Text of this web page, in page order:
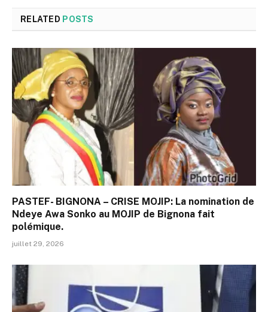
RELATED POSTS
PASTEF- BIGNONA – CRISE MOJIP: La nomination de
Ndeye Awa Sonko au MOJIP de Bignona fait
polémique.
juillet 29, 2026